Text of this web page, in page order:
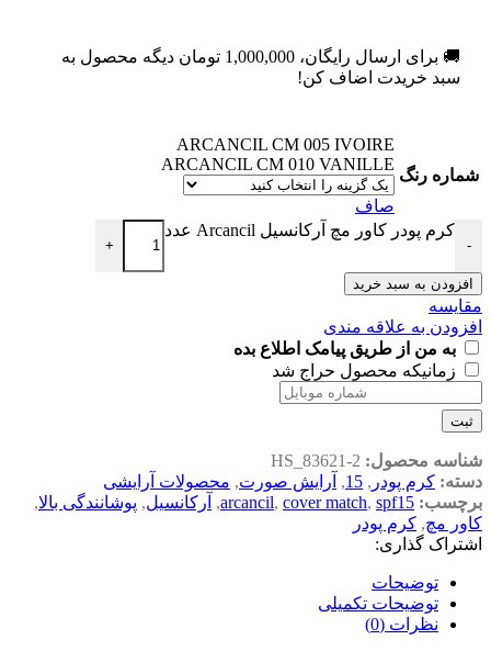
🚚 برای ارسال رایگان، 1,000,000 تومان دیگه محصول به
سبد خریدت اضاف کن!
شماره رنگ
ARCANCIL CM 005 IVOIRE
ARCANCIL CM 010 VANILLE
صاف
-
کرم پودر کاور مچ آرکانسیل Arcancil عدد
+
افزودن به سبد خرید
مقایسه
افزودن به علاقه مندی
به من از طریق پیامک اطلاع بده
زمانیکه محصول حراج شد
ثبت
شناسه محصول: HS_83621-2
دسته: کرم پودر ,
15
, آرایش صورت, محصولات آرایشی
برچسب:
arcancil, cover match, spf15
, آرکانسیل, پوشانندگی بالا,
کاور مچ, کرم پودر
اشتراک گذاری:
توضیحات
توضیحات تکمیلی
نظرات (0)